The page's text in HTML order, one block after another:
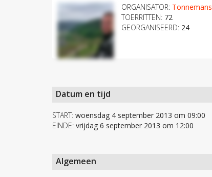
ORGANISATOR: Tonnemans
TOERRITTEN: 72
GEORGANISEERD: 24
Datum en tijd
START: woensdag 4 september 2013 om 09:00
EINDE: vrijdag 6 september 2013 om 12:00
Algemeen